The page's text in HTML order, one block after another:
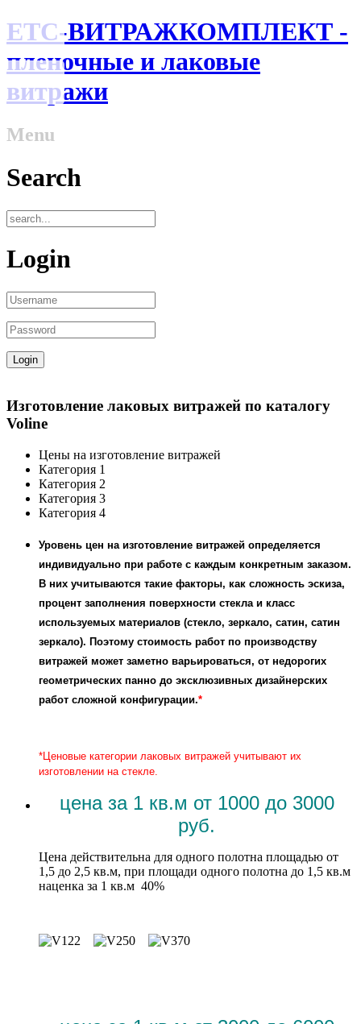
ЕТС-ВИТРАЖКОМПЛЕКТ -
пленочные и лаковые
витражи
Menu
Search
Login
Изготовление лаковых витражей по каталогу
Voline
Цены на изготовление витражей
Категория 1
Категория 2
Категория 3
Категория 4
Уровень цен на изготовление витражей определяется
индивидуально при работе с каждым конкретным заказом.
В них учитываются такие факторы, как сложность эскиза,
процент заполнения поверхности стекла и класс
используемых материалов (стекло, зеркало, сатин, сатин
зеркало). Поэтому стоимость работ по производству
витражей может заметно варьироваться, от недорогих
геометрических панно до эксклюзивных дизайнерских
работ сложной конфигурации.*
*Ценовые категории лаковых витражей учитывают их
изготовлении на стекле.
цена за 1 кв.м от 1000 до 3000
руб.
Цена действительна для одного полотна площадью от
1,5 до 2,5 кв.м, при площади одного полотна до 1,5 кв.м
наценка за 1 кв.м 40%